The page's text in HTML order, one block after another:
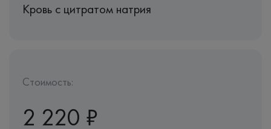
Кровь с цитратом натрия
Стоимость:
2 220 ₽